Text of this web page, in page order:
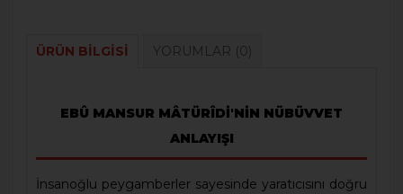
ÜRÜN BILGISI YORUMLAR (0)
EBÛ MANSUR MÂTÜRÎDİ'NİN NÜBÜVVET
ANLAYIŞI
İnsanoğlu peygamberler sayesinde yaratıcısını doğru